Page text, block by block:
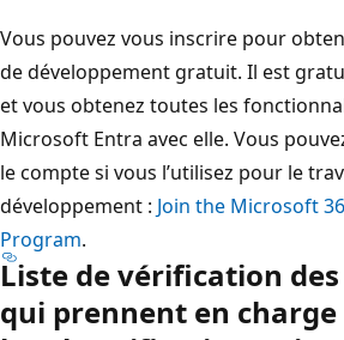
Vous pouvez vous inscrire pour
de développement gratuit. Il est
et vous obtenez toutes les
Microsoft Entra avec elle. Vous
le compte si vous l’utilisez pour le
développement : Join the Microsoft
Program.
Liste de vérification
qui prennent en charge